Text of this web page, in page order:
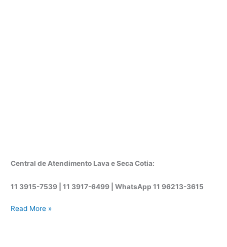
Central de Atendimento Lava e Seca Cotia:
11 3915-7539 | 11 3917-6499 |WhatsApp11 96213-3615
A
Read More »